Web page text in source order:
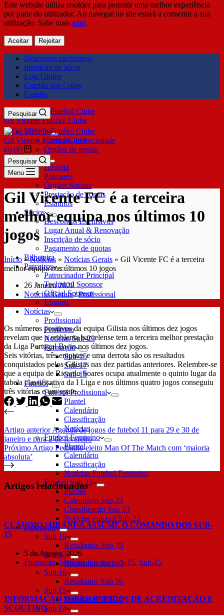
Este website utiliza cookies para permitir uma melhor experiência
por parte do utilizador. Ao navegar no site estará a consentir a sua
utilização. Sabe mais aqui.
Aceitar Rejeitar
Descontos exclusivos
Inscrição de sócio
Loja Online
Corrida dos Galos
Estádio
Gil Vicente Futebol Clube
Pesquisar
SDUQ
Contrato de Sociedade
Órgãos de gestão
Clube
História
Palmarés
Órgãos Sociais
Prestação de contas
Estatutos
Sócios
Descontos Exclusivos
Lugar Anual & Renovação
Inscrição de sócio
Pagamento de quotas
Bilheteira
Parceiros
Patrocinador Principal
Technical Sponsor
Oficial Sponsor
ESports
Notícias
Profissional
Feminino
Notícias Sub-23
Formação
Sub-15
Sub-17
Sub-19
Futebol
Futebol Profissional
Plantel
Calendário
Classificação
Notícias
Futebol Feminino
Plantel
Calendário
Classificação
Notícias Futebol Feminino
Futebol Sub 23
Plantel
Calendário Sub 23
Classificação Sub 23
Notícias Futebol Sub 23
Formação
Sub 19
Resultados Sub 19
Sub 17
Resultados Sub 17
Sub 16
Resultados Sub 16
Sub 15
Resultados Sub 15
Sub 14
Gil Vicente Futebol Clube
€0,00
Pesquisar
Menu
Gil Vicente FC é a terceira
melhor equipa nos últimos 10
jogos
Início »Notícias » Notícias Gerais » Gil Vicente FC é a terceira
melhor equipa nos últimos 10 jogos
26 Janeiro 2022
Notícias Gerais/Profissional
Os números positivos da equipa Gilista nos últimos dez jogos
revelam que o emblema barcelense tem a terceira melhor prestação
da Liga Portugal Bwin nos últimos dez jogos.
Seis vitórias, três empates e uma derrota são os resultados
conquistados pelos Gilistas nas dez partidas anteriores. Relembre-se
que a equipa de Ricardo Soares ocupa atualmente o quinto lugar da
tabela classificativa da I Liga e nos últimos quatro jogos conseguiu
três vitórias e um epate.
Artigo anteriorAgenda de jogos de futebol 11 para 29 e 30 de
janeiro e para 2 de fevereiro
Próximo Artigo Pedrinho eleito Man Of The Match com ‘maioria
absoluta’
Artigos relacionados
CLÁUDIO MIRANDA ASSUME O COMANDO DOS SUB-
15
5 de Agosto, 2026
Formação,Notícias Gerais,Sub-15, Sub-15
INFORMAÇÃO SOBRE PEDIDOS DE ACREDITAÇÃO E
SCOUTING